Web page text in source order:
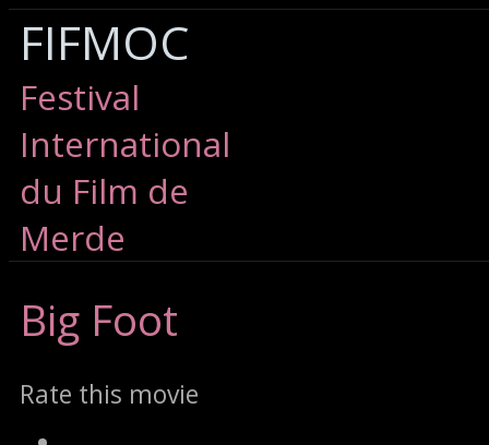
FIFMOC
Festival
International
du Film de
Merde
Big Foot
Rate this movie